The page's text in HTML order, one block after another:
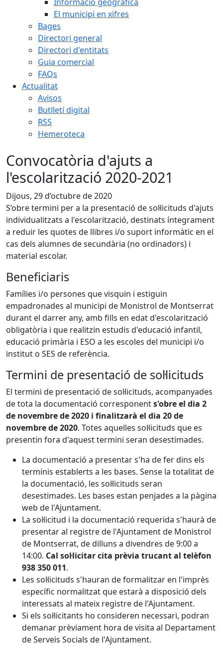
El municipi en xifres
Bages
Directori general
Directori d'entitats
Guia comercial
FAQs
Actualitat
Avisos
Butlletí digital
RSS
Hemeroteca
Convocatòria d'ajuts a
l'escolarització 2020-2021
Dijous, 29 d’octubre de 2020
S’obre termini per a la presentació de sol·licituds d'ajuts
individualitzats a l'escolarització, destinats íntegrament
a reduir les quotes de llibres i/o suport informàtic en el
cas dels alumnes de secundària (no ordinadors) i
material escolar.
Beneficiaris
Famílies i/o persones que visquin i estiguin
empadronades al municipi de Monistrol de Montserrat
durant el darrer any, amb fills en edat d'escolarització
obligatòria i que realitzin estudis d'educació infantil,
educació primària i ESO a les escoles del municipi i/o
institut o SES de referència.
Termini de presentació de sol·licituds
El termini de presentació de sol·licituds, acompanyades
de tota la documentació corresponents'obre el dia 2
de novembre de 2020 i finalitzarà el dia 20 de
novembre de 2020. Totes aquelles sol·licituds que es
presentin fora d'aquest termini seran desestimades.
La documentació a presentar s'ha de fer dins els
terminis establerts a les bases. Sense la totalitat de
la documentació, les sol·licituds seran
desestimades. Les bases estan penjades a la pàgina
web de l'Ajuntament.
La sol·licitud i la documentació requerida s'haurà de
presentar al registre de l'Ajuntament de Monistrol
de Montserrat, de dilluns a divendres de 9:00 a
14:00. Cal sol·licitar cita prèvia trucant al telèfon
938 350 011.
Les sol·licituds s'hauran de formalitzar en l'imprès
específic normalitzat que estarà a disposició dels
interessats al mateix registre de l'Ajuntament.
Si els sol·licitants ho consideren necessari, podran
demanar prèviament hora de visita al Departament
de Serveis Socials de l'Ajuntament.